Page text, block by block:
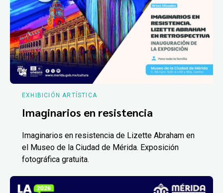
EXHIBICIÓN ARTÍSTICA
Imaginarios en resistencia
Imaginarios en resistencia de Lizette Abraham en
el Museo de la Ciudad de Mérida. Exposición
fotográfica gratuita.